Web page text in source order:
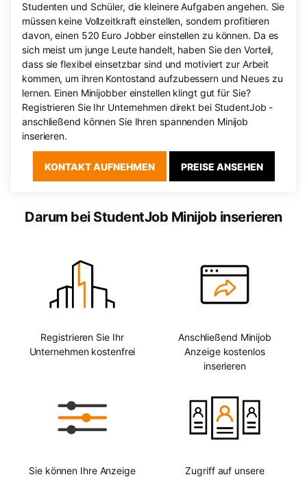
Studenten und Schüler, die kleinere Aufgaben angehen. Sie
müssen keine Vollzeitkraft einstellen, sondern profitieren
davon, einen 520 Euro Jobber einstellen zu können. Da es
sich meist um junge Leute handelt, haben Sie den Vorteil,
dass sie flexibel einsetzbar sind und motiviert zur Arbeit
kommen, um ihren Kontostand aufzubessern und Neues zu
lernen. Einen Minijobber einstellen klingt gut für Sie?
Registrieren Sie Ihr Unternehmen direkt bei StudentJob -
anschließend können Sie Ihren spannenden Minijob
inserieren.
KONTAKT AUFNEHMEN PREISE ANSEHEN
Darum bei StudentJob Minijob inserieren
Registrieren Sie Ihr
Unternehmen kostenfrei
Anschließend Minijob
Anzeige kostenlos
inserieren
Sie können Ihre Anzeige
Zugriff auf unsere